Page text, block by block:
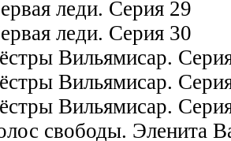
леди. Серия 29
леди. Серия 30
Вильямисар.
Вильямисар.
Вильямисар.
свободы. Эленита